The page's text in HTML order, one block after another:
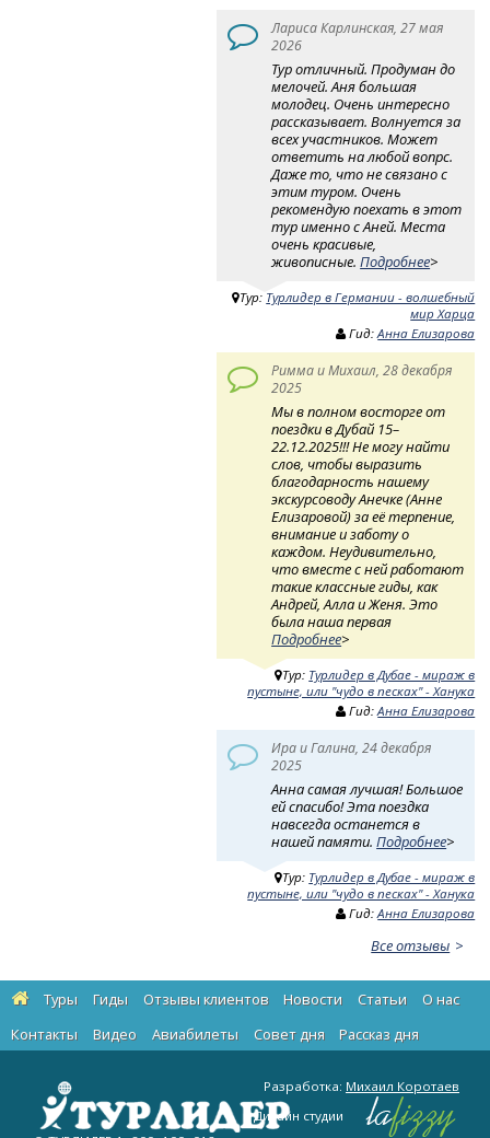
Лариса Карлинская, 27 мая
2026
Тур отличный. Продуман до
мелочей. Аня большая
молодец. Очень интересно
рассказывает. Волнуется за
всех участников. Может
ответить на любой вопрс.
Даже то, что не связано с
этим туром. Очень
рекомендую поехать в этот
тур именно с Аней. Места
очень красивые,
живописные.Подробнее>
Тур: Турлидер в Германии - волшебный
мир Харца
Гид:Анна Елизарова
Римма и Михаил, 28 декабря
2025
Мы в полном восторге от
поездки в Дубай 15–
22.12.2025!!! Не могу найти
слов, чтобы выразить
благодарность нашему
экскурсоводу Анечке (Анне
Елизаровой) за её терпение,
внимание и заботу о
каждом. Неудивительно,
что вместе с ней работают
такие классные гиды, как
Андрей, Алла и Женя. Это
была наша первая
Подробнее>
Тур: Турлидер в Дубае - мираж в
пустыне, или "чудо в песках" - Ханука
Гид:Анна Елизарова
Ира и Галина, 24 декабря
2025
Анна самая лучшая! Большое
ей спасибо! Эта поездка
навсегда останется в
нашей памяти.Подробнее>
Тур: Турлидер в Дубае - мираж в
пустыне, или "чудо в песках" - Ханука
Гид:Анна Елизарова
Все отзывы
Туры Гиды Отзывы клиентов Новости Статьи
О нас
Контакты
Видео Авиабилеты Cовет дня Рассказ дня
Разработка: Михаил Коротаев
Дизайн студии